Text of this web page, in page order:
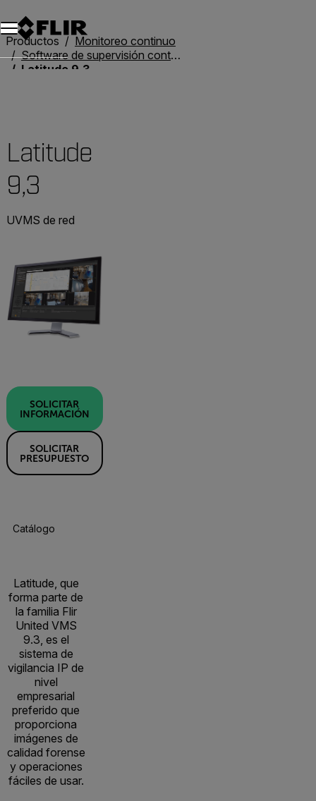
Productos
Monitoreo continuo
Software de supervisión continua
Latitude 9,3
Latitude
9,3
UVMS de red
SOLICITAR
INFORMACIÓN
SOLICITAR
PRESUPUESTO
Catálogo De Productos
Latitude, que
forma parte de
la familia Flir
United VMS
9.3, es el
sistema de
vigilancia IP de
nivel
empresarial
preferido que
proporciona
imágenes de
calidad forense
y operaciones
fáciles de usar.